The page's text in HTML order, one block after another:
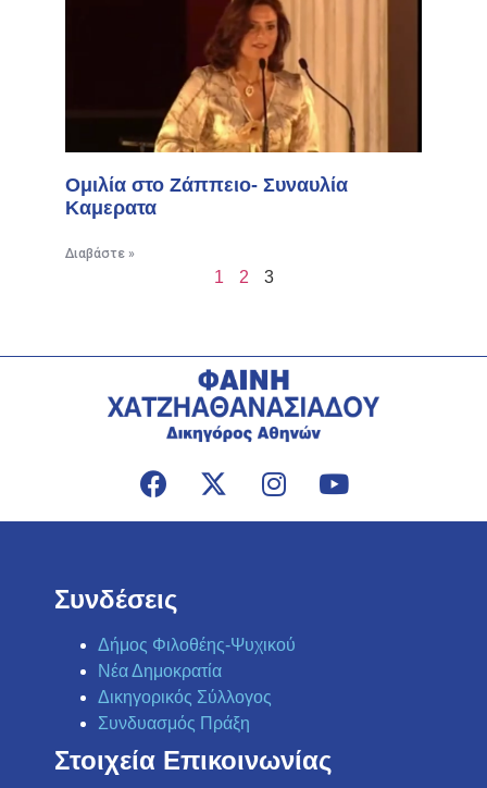
Ομιλία στο Ζάππειο- Συναυλία
Καμερατα
Διαβάστε »
1 2 3
Συνδέσεις
Δήμος Φιλοθέης-Ψυχικού
Νέα Δημοκρατία
Δικηγορικός Σύλλογος
Συνδυασμός Πράξη
Στοιχεία Επικοινωνίας